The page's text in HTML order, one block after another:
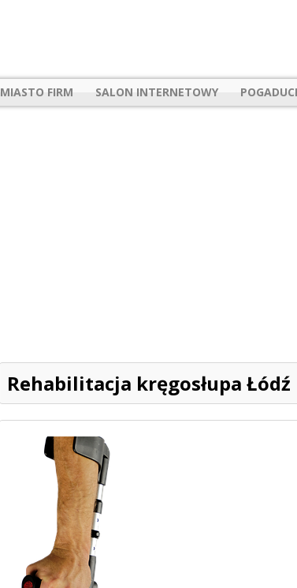
MIASTO FIRM SALON INTERNETOWY
Rehabilitacja kręgosłupa Łódź